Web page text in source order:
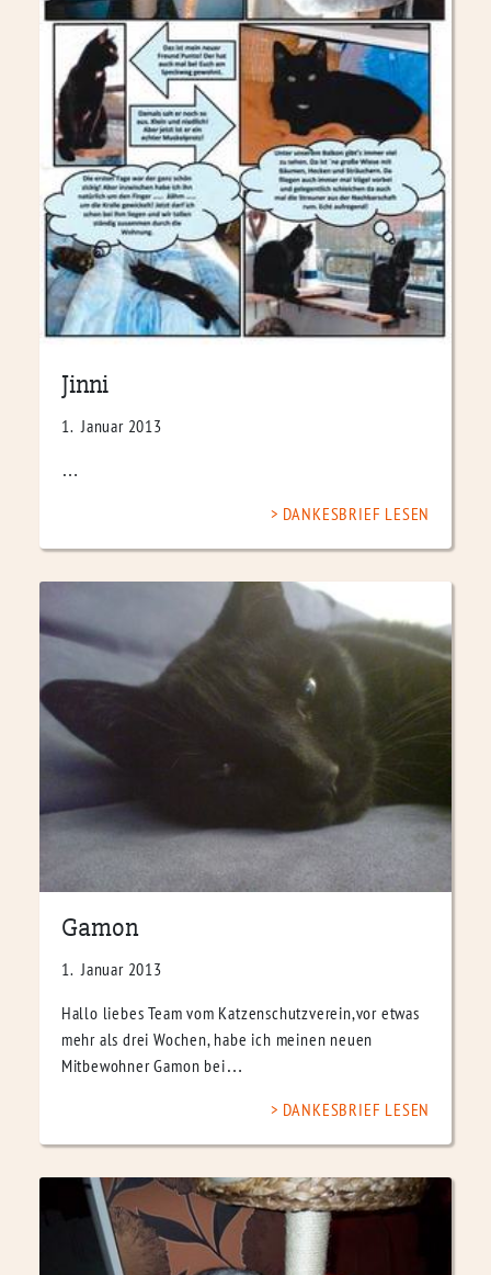
Jinni
1. Januar 2013
…
DANKESBRIEF LESEN
Gamon
1. Januar 2013
Hallo liebes Team vom Katzenschutzverein,vor etwas
mehr als drei Wochen, habe ich meinen neuen
Mitbewohner Gamon bei…
DANKESBRIEF LESEN